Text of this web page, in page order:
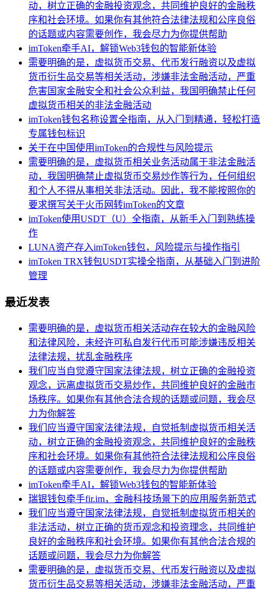
动，树立正确的金融投资观念，共同维护良好的金融秩
序和社会环境。如果你有其他符合法律法规和公序良俗
的话题或内容需要创作，我会尽力为你提供帮助
imToken牵手AI，解锁Web3钱包的智能新体验
需要明确的是，虚拟货币交易、代币发行融资以及虚拟
货币衍生品交易等相关活动，涉嫌非法金融活动，严重
危害国家金融安全和社会公众利益，我国明确禁止任何
虚拟货币相关的非法金融活动
imToken钱包名称设置全指南，从入门到精通，轻松打造
专属钱包标识
关于在中国使用imToken的合规性与风险提示
需要明确的是，虚拟货币相关业务活动属于非法金融活
动，我国明确禁止虚拟货币交易炒作等行为，任何组织
和个人不得从事相关非法活动。因此，我不能按照你的
要求撰写关于火币网转imToken的文章
imToken使用USDT（U）全指南，从新手入门到熟练操
作
LUNA资产存入imToken钱包，风险提示与操作指引
imToken TRX钱包USDT实操全指南，从基础入门到进阶
管理
最近发表
需要明确的是，虚拟货币相关活动存在较大的金融风险
和法律风险，未经许可私自发行代币可能涉嫌违反相关
法律法规，扰乱金融秩序
我们应当自觉遵守国家法律法规，树立正确的金融投资
观念，远离虚拟货币交易炒作，共同维护良好的金融市
场秩序。如果你有其他合法合规的话题或问题，我会尽
力为你解答
我们应当遵守国家法律法规，自觉抵制虚拟货币相关活
动，树立正确的金融投资观念，共同维护良好的金融秩
序和社会环境。如果你有其他符合法律法规和公序良俗
的话题或内容需要创作，我会尽力为你提供帮助
imToken牵手AI，解锁Web3钱包的智能新体验
瑞银钱包牵手fir.im，金融科技场景下的应用服务新范式
我们应当遵守国家法律法规，自觉抵制虚拟货币相关的
非法活动，树立正确的货币观念和投资理念，共同维护
良好的金融秩序和社会环境。如果你有其他合法合规的
话题或问题，我会尽力为你解答
需要明确的是，虚拟货币交易、代币发行融资以及虚拟
货币衍生品交易等相关活动，涉嫌非法金融活动，严重